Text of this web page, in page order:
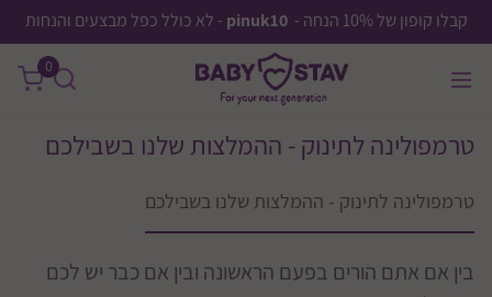
קבלו קופון של 10% הנחה - pinuk10 - לא כולל כפל מבצעים והנחות
0
טרמפולינה לתינוק - ההמלצות שלנו בשבילכם
טרמפולינה לתינוק - ההמלצות שלנו בשבילכם
בין אם אתם הורים בפעם הראשונה ובין אם כבר יש לכם